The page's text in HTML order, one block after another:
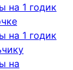
на 1 годик
на 1 годик
на